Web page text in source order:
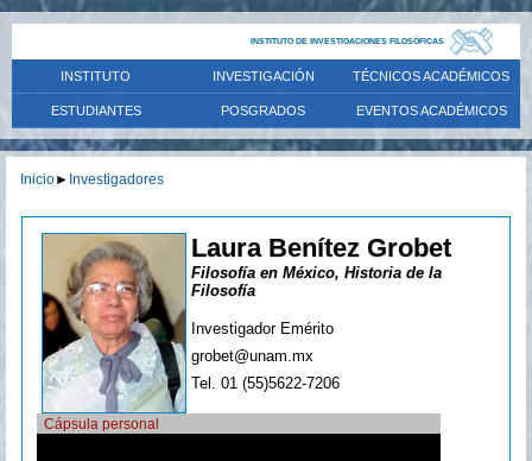
INSTITUTO DE INVESTIGACIONES FILOSÓFICAS
INSTITUTO INVESTIGACIÓN TÉCNICOS ACADÉMICOS
ESTUDIANTES POSGRADOS EVENTOS ACADÉMICOS
Inicio► Investigadores
Laura Benítez Grobet
Filosofía en México, Historia de la
Filosofía
Investigador Emérito
grobet@unam.mx
Tel. 01 (55)5622-7206
Cápsula personal